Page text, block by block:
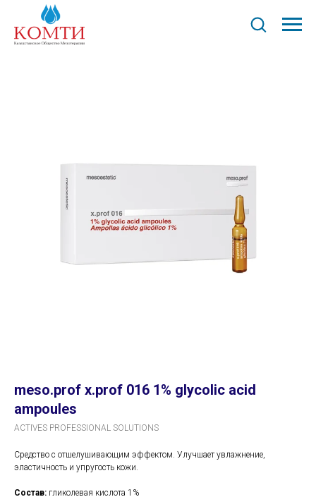
meso.prof x.prof 016 1% glycolic acid
ampoules
ACTIVES PROFESSIONAL SOLUTIONS
Средство с отшелушивающим эффектом. Улучшает увлажнение,
эластичность и упругость кожи.
Состав: гликолевая кислота 1%